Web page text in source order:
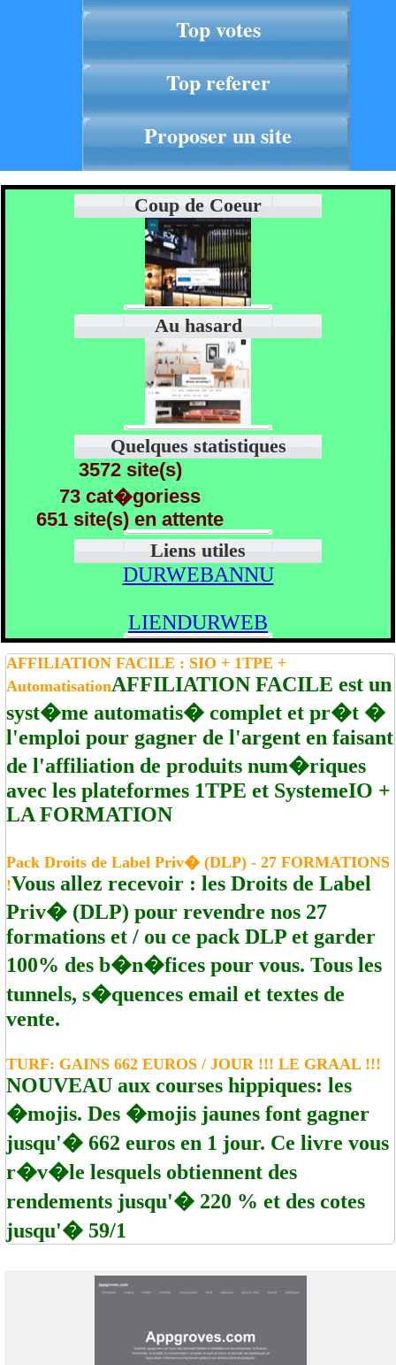
Top votes
Top referer
Proposer un site
Coup de Coeur
Au hasard
Quelques statistiques
3572 site(s)
73 cat�goriess
651 site(s) en attente
Liens utiles
DURWEBANNU
LIENDURWEB
AFFILIATION FACILE : SIO + 1TPE +
AutomatisationAFFILIATION FACILE est un
syst�me automatis� complet et pr�t �
l'emploi pour gagner de l'argent en faisant
de l'affiliation de produits num�riques
avec les plateformes 1TPE et SystemeIO +
LA FORMATION
Pack Droits de Label Priv� (DLP) - 27 FORMATIONS
!Vous allez recevoir : les Droits de Label
Priv� (DLP) pour revendre nos 27
formations et / ou ce pack DLP et garder
100% des b�n�fices pour vous. Tous les
tunnels, s�quences email et textes de
vente.
TURF: GAINS 662 EUROS / JOUR !!! LE GRAAL !!!
NOUVEAU aux courses hippiques: les
�mojis. Des �mojis jaunes font gagner
jusqu'� 662 euros en 1 jour. Ce livre vous
r�v�le lesquels obtiennent des
rendements jusqu'� 220 % et des cotes
jusqu'� 59/1